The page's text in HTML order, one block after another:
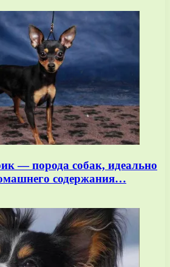
— порода собак, идеально
содержания…